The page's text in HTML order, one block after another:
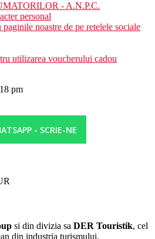
- A.N.P.C.
personal
noastre de pe retelele sociale
utilizarea voucherului cadou
pm
- SCRIE-NE
si din divizia sa DER Touristik, cel
din industria turismului.